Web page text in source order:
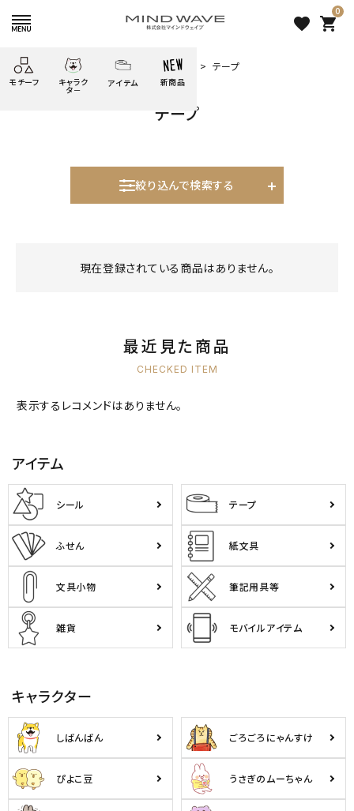
favorite
0
shopping_cart
モチーフ キャラク
タ－
うさぎの
ムーちゃん
かわうそ
一期一会 その他
アイテム
アイテム
新商品
INFORMATION
お知らせ
ご利用ガイド
よくあるご質問
プライバシーポリシー
特定商取引法について
ACCOUNT MENU
ようこそ ゲスト 様
meeting_room ログイン person 会員登録
HOME すべての商品 ゆるあにまる テープ
テープ
絞り込んで検索する
現在登録されている商品はありません。
最近見た商品
CHECKED ITEM
表示するレコメンドはありません。
アイテム
シール テープ
ふせん 紙文具
文具小物 筆記用具等
雑貨 モバイルアイテム
キャラクター
しばんばん ごろごろにゃんすけ
ぴよこ豆 うさぎのムーちゃん